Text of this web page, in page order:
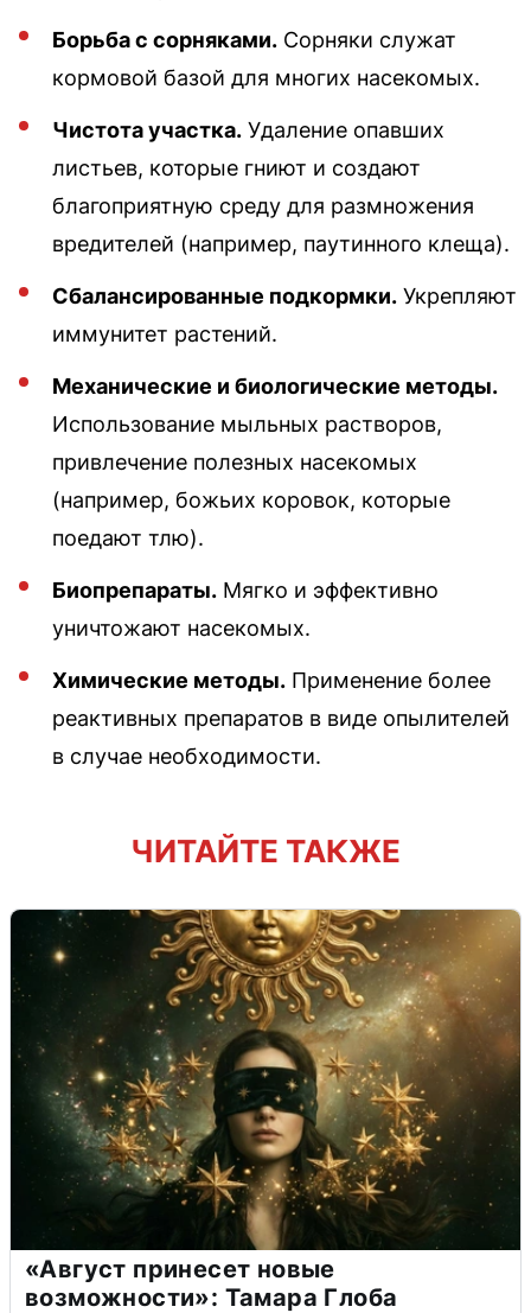
Борьба с сорняками. Сорняки служат
кормовой базой для многих насекомых.
Чистота участка. Удаление опавших
листьев, которые гниют и создают
благоприятную среду для размножения
вредителей (например, паутинного клеща).
Сбалансированные подкормки. Укрепляют
иммунитет растений.
Механические и биологические методы.
Использование мыльных растворов,
привлечение полезных насекомых
(например, божьих коровок, которые
поедают тлю).
Биопрепараты. Мягко и эффективно
уничтожают насекомых.
Химические методы. Применение более
реактивных препаратов в виде опылителей
в случае необходимости.
ЧИТАЙТЕ ТАКЖЕ
«Август принесет новые
возможности»: Тамара Глоба